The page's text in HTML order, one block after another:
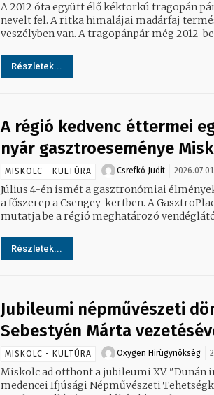
A 2012 óta együtt élő kéktorkú tragopán
nevelt fel. A ritka himalájai madárfaj
veszélyben van. A tragopánpár még
Részletek...
A régió kedvenc éttermei
nyár gasztroeseménye
MISKOLC - KULTÚRA Csrefkó Judit 2026.07.01.
Július 4-én ismét a gasztronómiai
a főszerep a Csengey-kertben. A
mutatja be a régió meghatározó
Részletek...
Jubileumi népművészeti
Sebestyén Márta
MISKOLC - KULTÚRA Oxygen Hirügynökség
Miskolc ad otthont a jubileumi XV. "Dunán
medencei Ifjúsági Népművészeti